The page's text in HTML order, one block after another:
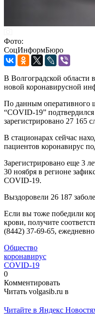
Фото:
СоцИнформБюро
В Волгоградской области
новой коронавирусной
По данным оперативного
“COVID-19”
зарегистрировано 27 165
В стационарах сейчас
пациентов коронавирус
Зарегистрировано еще 3
30 ноября в регионе
СОVID-19.
Выздоровели 26 187
Если вы тоже победили
крови, получите
(8442) 37-69-65,
Общество
коронавирус
СОVID-19
0
Комментировать
Читать volgasib.ru в
Читайте в Яндекс